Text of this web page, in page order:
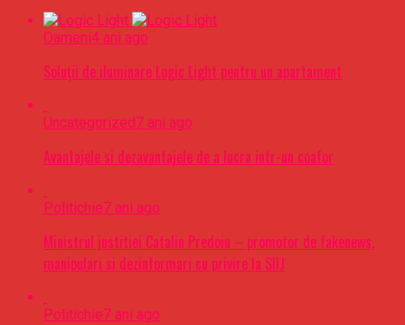
Oameni4 ani ago
Soluții de iluminare Logic Light pentru un apartament
Uncategorized7 ani ago
Avantajele si dezavantajele de a lucra intr-un coafor
Politichie7 ani ago
Ministrul justitiei Catalin Predoiu – promotor de fakenews,
manipulari si dezinformari cu privire la SIIJ
Politichie7 ani ago